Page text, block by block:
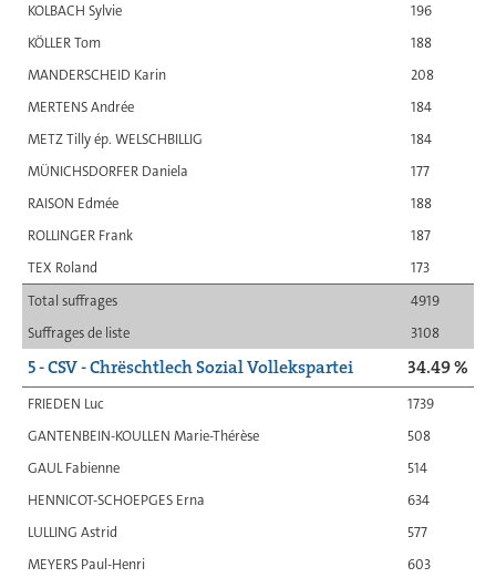
KOLBACH Sylvie
196
KÖLLER Tom
188
MANDERSCHEID Karin
208
MERTENS Andrée
184
METZ Tilly ép. WELSCHBILLIG
184
MÜNICHSDORFER Daniela
177
RAISON Edmée
188
ROLLINGER Frank
187
TEX Roland
173
Total suffrages
4919
Suffrages de liste
3108
5 - CSV - Chrëschtlech Sozial Vollekspartei 34.49 %
FRIEDEN Luc
1739
GANTENBEIN-KOULLEN Marie-Thérèse
508
GAUL Fabienne
514
HENNICOT-SCHOEPGES Erna
634
LULLING Astrid
577
MEYERS Paul-Henri
603